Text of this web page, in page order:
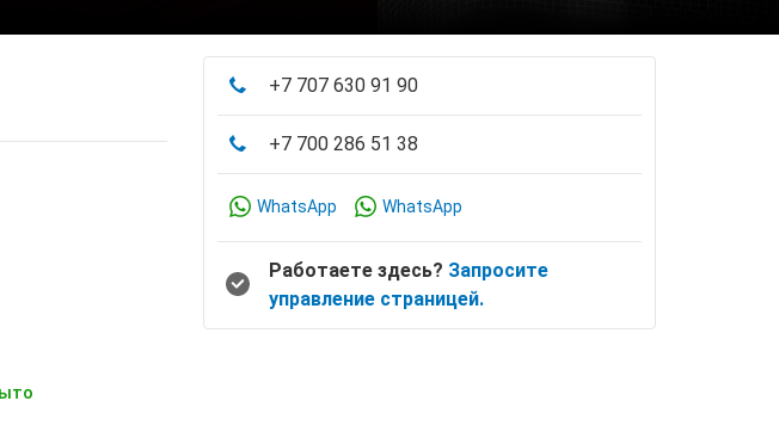
+7 707 630 91 90
+7 700 286 51 38
WhatsApp WhatsApp
Работаете здесь? Запросите
управление страницей.